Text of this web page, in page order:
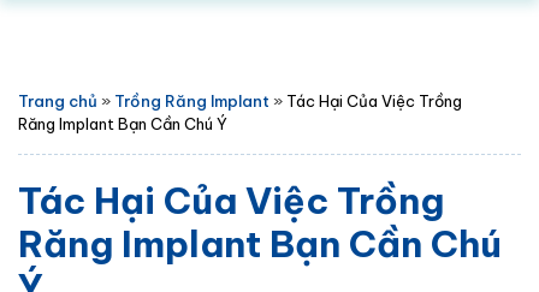
Trang chủ » Trồng Răng Implant » Tác Hại Của Việc Trồng
Răng Implant Bạn Cần Chú Ý
Tác Hại Của Việc Trồng
Răng Implant Bạn Cần Chú